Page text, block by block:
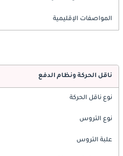
المواصفات الإقليمية
ناقل الحركة ونظام الدفع
نوع ناقل الحركة
نوع التروس
علبة التروس